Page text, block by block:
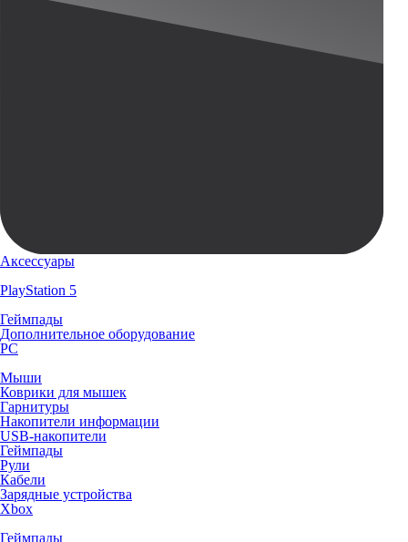
Аксессуары
PlayStation 5
Геймпады
Дополнительное оборудование
PC
Мыши
Коврики для мышек
Гарнитуры
Накопители информации
USB-накопители
Геймпады
Рули
Кабели
Зарядные устройства
Xbox
Геймпады